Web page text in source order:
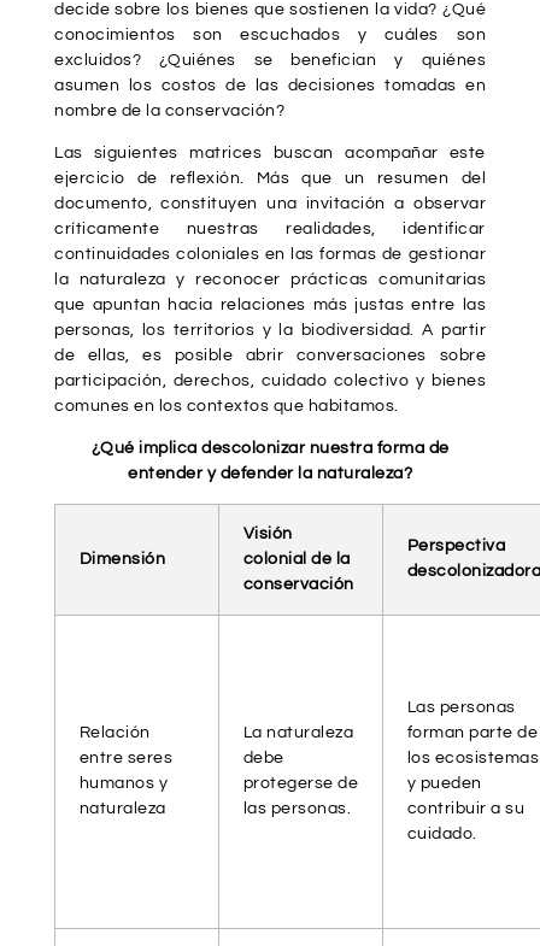
decide sobre los bienes que sostienen la vida? ¿Qué
conocimientos son escuchados y cuáles son
excluidos? ¿Quiénes se benefician y quiénes
asumen los costos de las decisiones tomadas en
nombre de la conservación?
Las siguientes matrices buscan acompañar este
ejercicio de reflexión. Más que un resumen del
documento, constituyen una invitación a observar
críticamente nuestras realidades, identificar
continuidades coloniales en las formas de gestionar
la naturaleza y reconocer prácticas comunitarias
que apuntan hacia relaciones más justas entre las
personas, los territorios y la biodiversidad. A partir
de ellas, es posible abrir conversaciones sobre
participación, derechos, cuidado colectivo y bienes
comunes en los contextos que habitamos.
¿Qué implica descolonizar nuestra forma de
entender y defender la naturaleza?
Dimensión
Visión
colonial de la
conservación
Perspectiva
Relación
entre seres
humanos y
naturaleza
La naturaleza
debe
protegerse de
las personas.
Las personas
forman parte de
los ecosistemas
y pueden
contribuir a su
cuidado.